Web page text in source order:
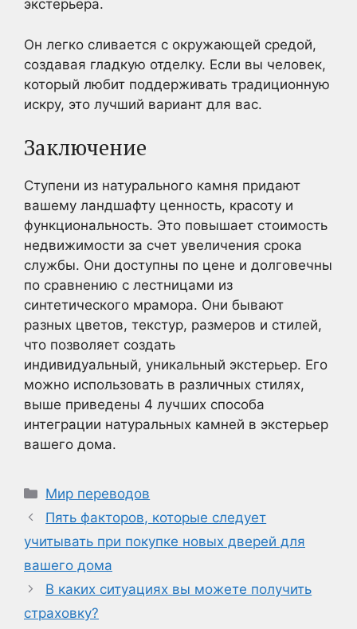
экстерьера.
Он легко сливается с окружающей средой,
создавая гладкую отделку. Если вы человек,
который любит поддерживать традиционную
искру, это лучший вариант для вас.
Заключение
Ступени из натурального камня придают
вашему ландшафту ценность, красоту и
функциональность. Это повышает стоимость
недвижимости за счет увеличения срока
службы. Они доступны по цене и долговечны
по сравнению с лестницами из
синтетического мрамора. Они бывают
разных цветов, текстур, размеров и стилей,
что позволяет создать
индивидуальный, уникальный экстерьер. Его
можно использовать в различных стилях,
выше приведены 4 лучших способа
интеграции натуральных камней в экстерьер
вашего дома.
Рубрики
Мир переводов
Пять факторов, которые следует
учитывать при покупке новых дверей для
вашего дома
В каких ситуациях вы можете получить
страховку?